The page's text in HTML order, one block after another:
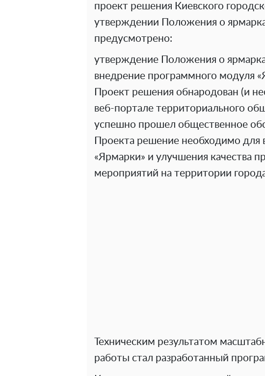
проект решения Киевского
утверждении Положения о
предусмотрено:
утверждение Положения о
внедрение программного модуля
Проект решения обнародован (и
веб-портале территориального
успешно прошел общественное
Проекта решение необходимо для
«Ярмарки» и улучшения качества
мероприятий на территории
Техническим результатом
работы стал разработанный